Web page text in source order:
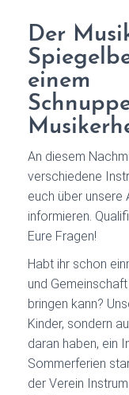
Der
einem
An diesem
verschiedene
euch über unsere
informieren.
Eure Fragen!
Habt ihr schon
und
bringen kann?
Kinder, sondern
daran haben, ein
Sommerferien
der Verein